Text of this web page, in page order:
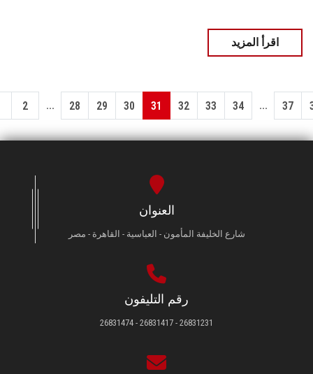
اقرأ المزيد
2 ... 28 29 30 31 32 33 34 ... 37
العنوان
شارع الخليفة المأمون - العباسية - القاهرة - مصر
رقم التليفون
26831231 - 26831417 - 26831474